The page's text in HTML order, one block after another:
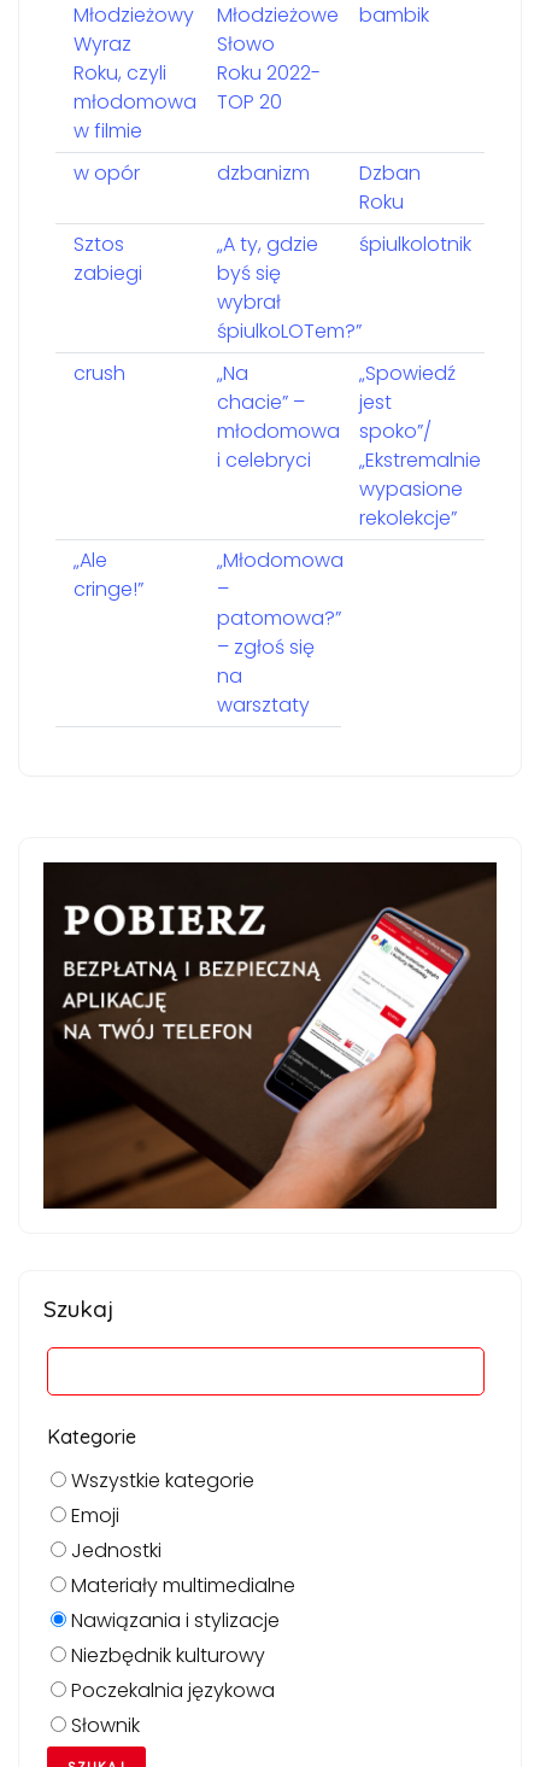
Młodzieżowy
Wyraz
Roku, czyli
młodomowa
w filmie
Młodzieżowe
Słowo
Roku 2022-
TOP 20
bambik
w opór dzbanizm
Dzban
Roku
Sztos
zabiegi
„A ty, gdzie
byś się
wybrał
śpiulkoLOTem?”
śpiulkolotnik
crush
„Na
chacie” –
młodomowa
i celebryci
„Spowiedź
jest
spoko”/
„Ekstremalnie
wypasione
rekolekcje”
„Ale
cringe!”
„Młodomowa
–
patomowa?”
– zgłoś się
na
warsztaty
Szukaj
Kategorie
Wszystkie kategorie
Emoji
Jednostki
Materiały multimedialne
Nawiązania i stylizacje
Niezbędnik kulturowy
Poczekalnia językowa
Słownik